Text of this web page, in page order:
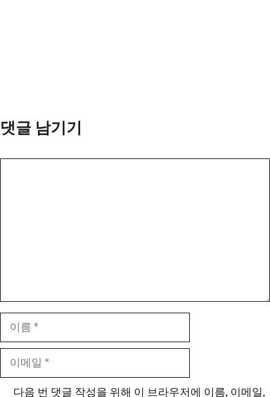
댓글 남기기
다음 번 댓글 작성을 위해 이 브라우저에 이름, 이메일,